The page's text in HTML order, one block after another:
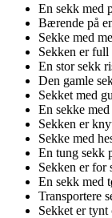
En sekk med
Bærende på
Sekke med
Sekken er full
En stor sekk
Den gamle
Sekket med
En sekke
Sekken er
Sekke med
En tung sekk
Sekken er for
En sekk med
Transportere
Sekket er